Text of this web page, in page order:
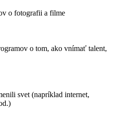
o fotografii a filme
o tom, ako vnímať talent,
svet (napríklad internet,